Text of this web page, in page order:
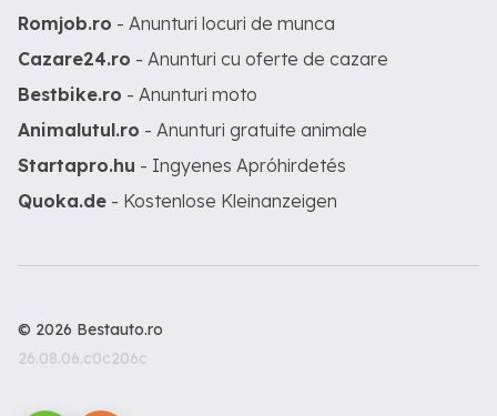
Romjob.ro - Anunturi locuri de munca
Cazare24.ro - Anunturi cu oferte de cazare
Bestbike.ro - Anunturi moto
Animalutul.ro - Anunturi gratuite animale
Startapro.hu - Ingyenes Apróhirdetés
Quoka.de - Kostenlose Kleinanzeigen
© 2026 Bestauto.ro
26.08.06.c0c206c